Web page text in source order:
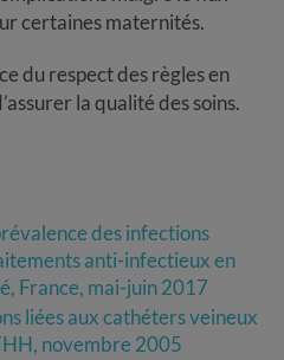
certaines maternités.
du respect des règles en
la qualité des soins.
des infections
anti-infectieux en
France, mai-juin 2017
liées aux cathéters veineux
novembre 2005